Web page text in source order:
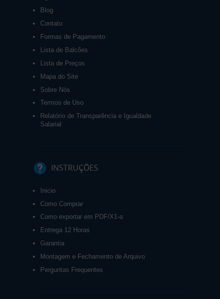
Blog
Contato
Formas de Pagamento
Lista de Balcões
Lista de Preços
Mapa do Site
Sobre Nós
Termos de Uso
Relatório de Transparência e Igualdade
Salarial
INSTRUÇÕES
Inicio
Como Comprar
Como exportar em PDF/X1-a
Entrega 12 Horas
Garantia
Montagem e Fechamento de Arquivo
Perguntas Frequentes